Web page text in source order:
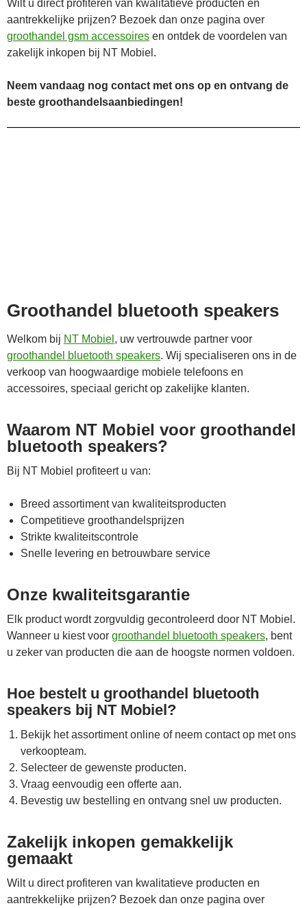
Wilt u direct profiteren van kwalitatieve producten en
aantrekkelijke prijzen? Bezoek dan onze pagina over
groothandel gsm accessoires en ontdek de voordelen van
zakelijk inkopen bij NT Mobiel.
Neem vandaag nog contact met ons op en ontvang de
beste groothandelsaanbiedingen!
Groothandel bluetooth speakers
Welkom bij NT Mobiel , uw vertrouwde partner voor
groothandel bluetooth speakers. Wij specialiseren ons in de
verkoop van hoogwaardige mobiele telefoons en
accessoires, speciaal gericht op zakelijke klanten.
Waarom NT Mobiel voor groothandel
bluetooth speakers?
Bij NT Mobiel profiteert u van:
Breed assortiment van kwaliteitsproducten
Competitieve groothandelsprijzen
Strikte kwaliteitscontrole
Snelle levering en betrouwbare service
Onze kwaliteitsgarantie
Elk product wordt zorgvuldig gecontroleerd door NT Mobiel.
Wanneer u kiest voor groothandel bluetooth speakers, bent
u zeker van producten die aan de hoogste normen voldoen.
Hoe bestelt u groothandel bluetooth
speakers bij NT Mobiel?
Bekijk het assortiment online of neem contact op met ons
verkoopteam.
Selecteer de gewenste producten.
Vraag eenvoudig een offerte aan.
Bevestig uw bestelling en ontvang snel uw producten.
Zakelijk inkopen gemakkelijk
gemaakt
Wilt u direct profiteren van kwalitatieve producten en
aantrekkelijke prijzen? Bezoek dan onze pagina over